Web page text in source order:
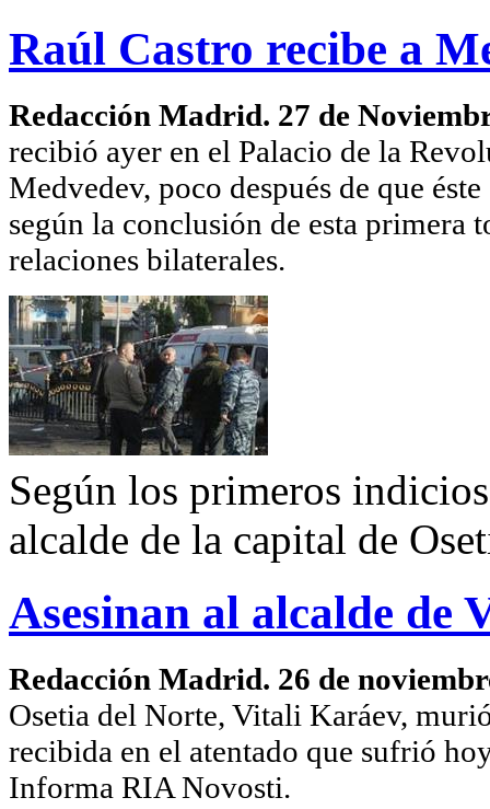
Raúl Castro recibe a
Redacción Madrid. 27 de
recibió ayer en el Palacio de la
Medvedev, poco después de que
según la conclusión de esta primera
relaciones bilaterales.
Según los primeros
alcalde de la capital de
Asesinan al alcalde de
Redacción Madrid. 26 de
Osetia del Norte, Vitali Karáev,
recibida en el atentado que sufrió
Informa RIA Novosti.